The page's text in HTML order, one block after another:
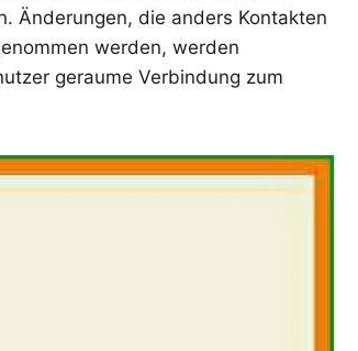
Änderungen, die anders Kontakten
werden, werden
geraume Verbindung zum